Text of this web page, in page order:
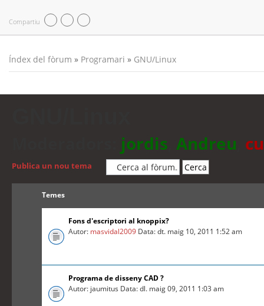
Compartiu
Índex del fòrum » Programari » GNU/Linux
jordis Andreu
Publica un nou tema
Temes
Fons d'escriptori al knoppix?
Autor: masvidal2009 Data: dt. maig 10, 2011 1:52 am
Programa de disseny CAD ?
Autor: jaumitus Data: dl. maig 09, 2011 1:03 am